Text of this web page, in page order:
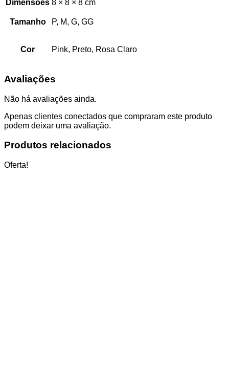
Dimensões 8 × 8 × 8 cm
Tamanho P, M, G, GG
Cor Pink, Preto, Rosa Claro
Avaliações
Não há avaliações ainda.
Apenas clientes conectados que compraram este produto
podem deixar uma avaliação.
Produtos relacionados
Oferta!